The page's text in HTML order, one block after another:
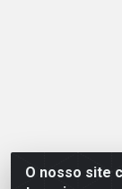
O nosso site
Linhavix